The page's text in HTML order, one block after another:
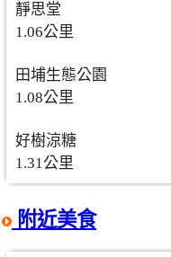
靜思堂
1.06公里
田埔生態公園
1.08公里
好樹涼糖
1.31公里
附近美食